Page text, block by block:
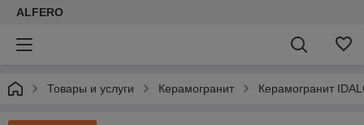
ALFERO
Товары и услуги Керамогранит Керамогранит